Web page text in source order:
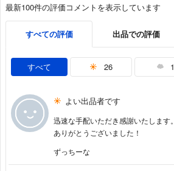
最新100件の評価コメントを表示しています
すべての評価 出品での評価
すべて 26 1
よい出品者です
迅速な手配いただき感謝いたします。
ありがとうございました！
ずっちーな